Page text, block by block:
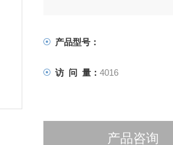
产品型号：
访 问 量： 4016
产品咨询